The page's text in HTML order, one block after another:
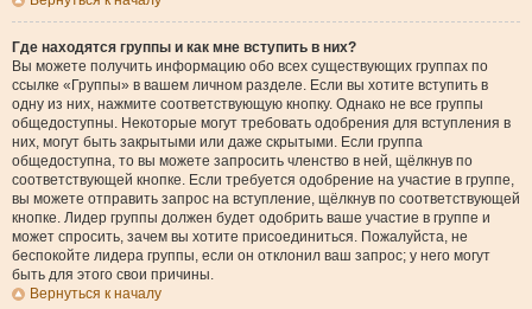
Где находятся группы и как мне вступить в них?
Вы можете получить информацию обо всех существующих группах по
ссылке «Группы» в вашем личном разделе. Если вы хотите вступить в
одну из них, нажмите соответствующую кнопку. Однако не все группы
общедоступны. Некоторые могут требовать одобрения для вступления в
них, могут быть закрытыми или даже скрытыми. Если группа
общедоступна, то вы можете запросить членство в ней, щёлкнув по
соответствующей кнопке. Если требуется одобрение на участие в группе,
вы можете отправить запрос на вступление, щёлкнув по соответствующей
кнопке. Лидер группы должен будет одобрить ваше участие в группе и
может спросить, зачем вы хотите присоединиться. Пожалуйста, не
беспокойте лидера группы, если он отклонил ваш запрос; у него могут
быть для этого свои причины.
Вернуться к началу